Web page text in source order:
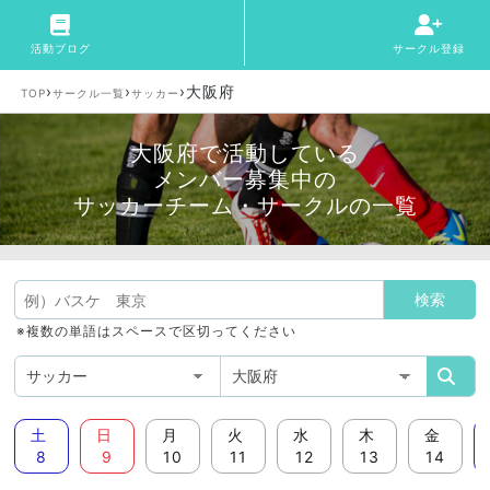
活動ブログ サークル登録
TOP›サークル一覧 ›サッカー ›大阪府
大阪府で活動している
メンバー募集中の
サッカーチーム・サークルの一覧
※複数の単語はスペースで区切ってください
土
8
日
9
月
10
火
11
水
12
木
13
金
14